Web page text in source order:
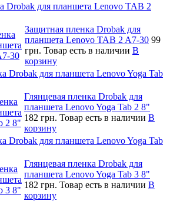
Drobak для планшета Lenovo TAB 2
Защитная пленка Drobak для
планшета Lenovo TAB 2 A7-30 99
грн. Товар есть в наличии В
корзину
Drobak для планшета Lenovo Yoga Tab
Глянцевая пленка Drobak для
планшета Lenovo Yoga Tab 2 8"
182 грн. Товар есть в наличии В
корзину
Drobak для планшета Lenovo Yoga Tab
Глянцевая пленка Drobak для
планшета Lenovo Yoga Tab 3 8"
182 грн. Товар есть в наличии В
корзину